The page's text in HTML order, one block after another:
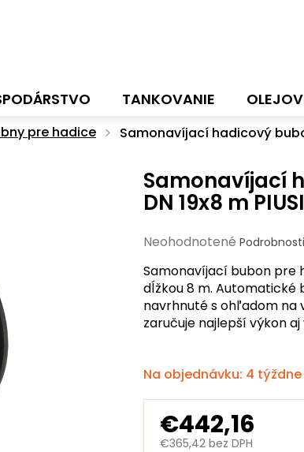
TANKOVANIE
pre hadice Samonavíjací hadicový
Samonavíjací bubon pre
dĺžkou 8 m. Automatické
navrhnuté s ohľadom na
zaručuje najlepší výkon
Na objednávku: 4 týždne
€442,16
€365,42 bez DPH
Samonavíjací
DN 19x8 m
Priemerné
produktu
je
0,0
z
Neohodnotené